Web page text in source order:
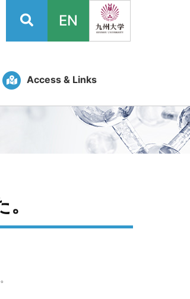
Access & Links
EN